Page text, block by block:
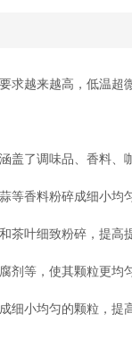
越来越高，低温超
了调味品、香料、
香料粉碎成细小均
叶细致粉碎，提高
等，使其颗粒更均
小均匀的颗粒，提